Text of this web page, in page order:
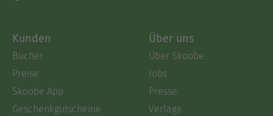
Kunden
Bücher
Preise
Skoobe App
Geschenkgutscheine
Über uns
Über Skoobe
Jobs
Presse
Verlage